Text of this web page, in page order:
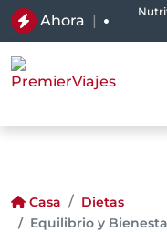
Ahora |
Casa
Dietas
Equilibrio y